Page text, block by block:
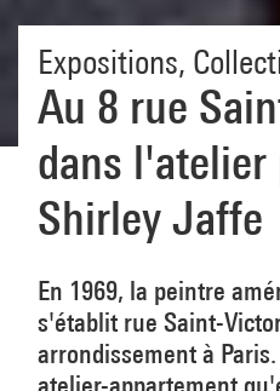
Expositions,
Au 8 rue
dans l'atelier
Shirley Jaffe
En 1969, la peintre
s'établit rue Saint-
arrondissement à
atelier-appartement